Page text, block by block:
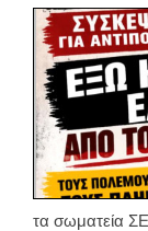
τα σωματεία